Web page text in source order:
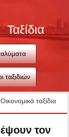
Ταξίδια
ταξιδιών
Οικονομικά ταξίδια
τον